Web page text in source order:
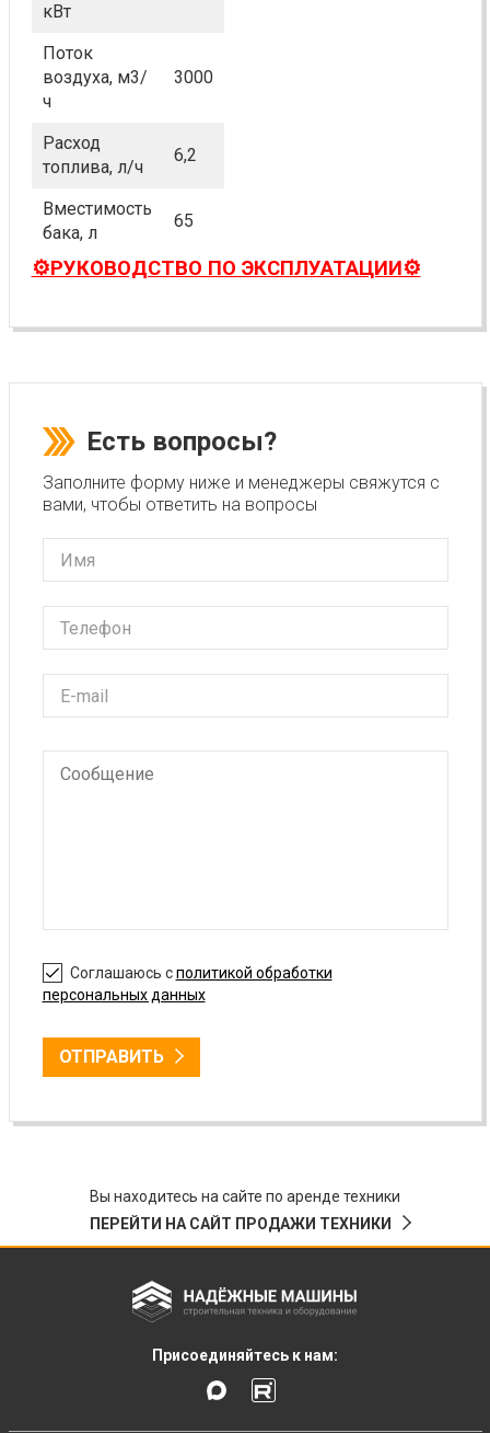
кВт
Поток
воздуха, м3/
ч
3000
Расход
топлива, л/ч
6,2
Вместимость
бака, л
65
⚙️РУКОВОДСТВО ПО ЭКСПЛУАТАЦИИ⚙️
Есть вопросы?
Заполните форму ниже и менеджеры свяжутся с
вами, чтобы ответить на вопросы
Соглашаюсь сполитикой обработки
персональных данных
ОТПРАВИТЬ
Вы находитесь на сайте по аренде техники
ПЕРЕЙТИ НА САЙТ ПРОДАЖИ ТЕХНИКИ
Присоединяйтесь к нам: